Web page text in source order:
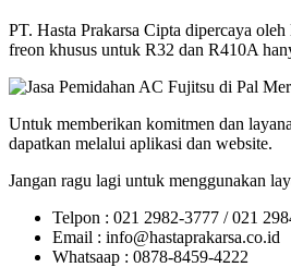
PT. Hasta Prakarsa Cipta dipercaya
freon khusus untuk R32 dan R410A
Untuk memberikan komitmen dan
dapatkan melalui aplikasi dan website.
Jangan ragu lagi untuk menggunakan
Telpon : 021 2982-3777 / 021
Email : info@hastaprakarsa.co.id
Whatsaap : 0878-8459-4222